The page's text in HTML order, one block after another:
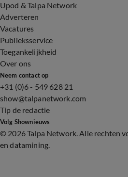
Upod & Talpa Network
Adverteren
Vacatures
Publieksservice
Toegankelijkheid
Over ons
Neem contact op
+31 (0)6 - 549 628 21
show@talpanetwork.com
Tip de redactie
Volg Shownieuws
© 2026 Talpa Network. Alle rechten
en datamining.